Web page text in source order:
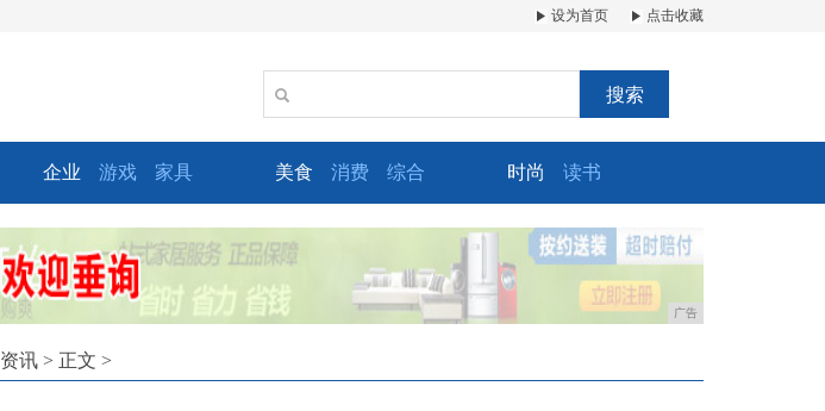
设为首页 点击收藏
搜索
企业 游戏 家具 美食 消费 综合 时尚 读书
广告
资讯 > 正文 >